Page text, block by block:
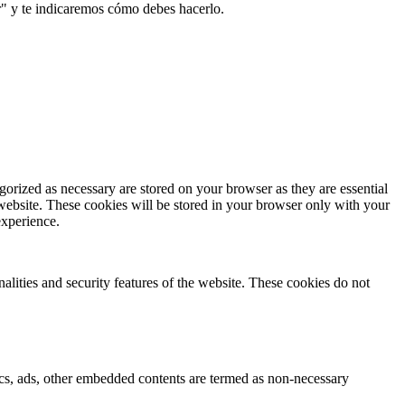
y te indicaremos cómo debes hacerlo.
as necessary are stored on your browser as they are essential
These cookies will be stored in your browser only with your
and security features of the website. These cookies do not
other embedded contents are termed as non-necessary